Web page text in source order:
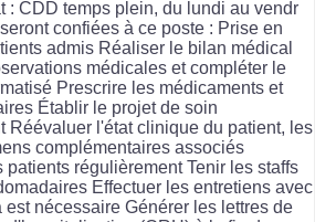
: CDD temps plein, du lundi au vendr
confiées à ce poste : Prise en
admis Réaliser le bilan médical
médicales et compléter le
Prescrire les médicaments et
Établir le projet de soin
Réévaluer l'état clinique du patient, les
complémentaires associés
régulièrement Tenir les staffs
Effectuer les entretiens avec
est nécessaire Générer les lettres de